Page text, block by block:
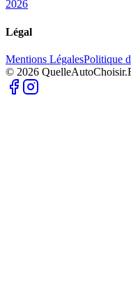
2026
Légal
Mentions LégalesPolitique
© 2026